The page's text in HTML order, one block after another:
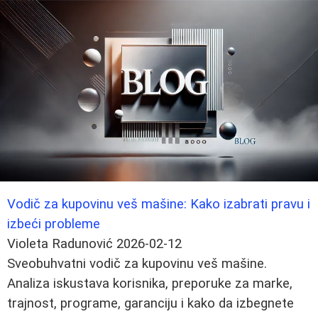
Vodič za kupovinu veš mašine: Kako izabrati pravu i
izbeći probleme
Violeta Radunović 2026-02-12
Sveobuhvatni vodič za kupovinu veš mašine.
Analiza iskustava korisnika, preporuke za marke,
trajnost, programe, garanciju i kako da izbegnete